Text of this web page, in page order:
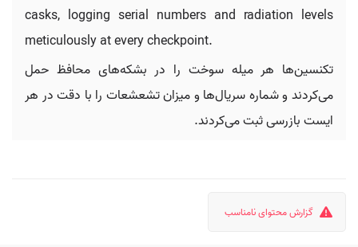
casks, logging serial numbers and radiation levels
meticulously at every checkpoint.
تکنسین‌ها هر میله سوخت را در بشکه‌های محافظ حمل
می‌کردند و شماره سریال‌ها و میزان تشعشعات را با دقت در هر
ایست بازرسی ثبت می‌کردند.
گزارش محتوای نامناسب